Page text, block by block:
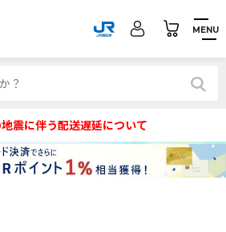
MENU
震に伴う配送遅延について